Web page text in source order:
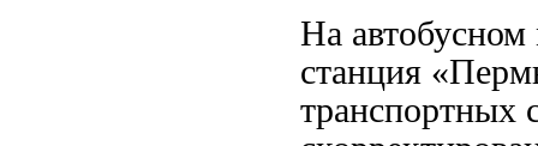
На
станция
транспортных